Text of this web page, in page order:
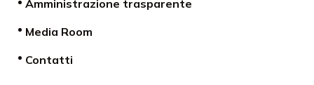
Amministrazione trasparente
Media Room
Contatti